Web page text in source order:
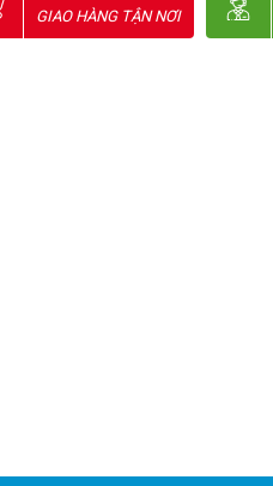
GIAO HÀNG TẬN NƠI